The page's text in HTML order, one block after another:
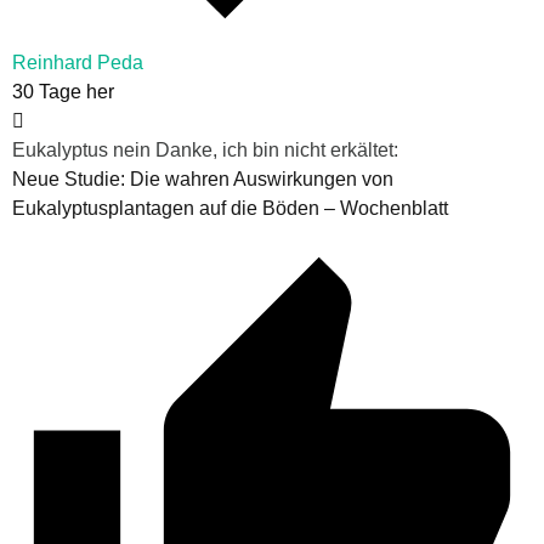
Reinhard Peda
30 Tage her
Eukalyptus nein Danke, ich bin nicht erkältet:
Neue Studie: Die wahren Auswirkungen von
Eukalyptusplantagen auf die Böden – Wochenblatt